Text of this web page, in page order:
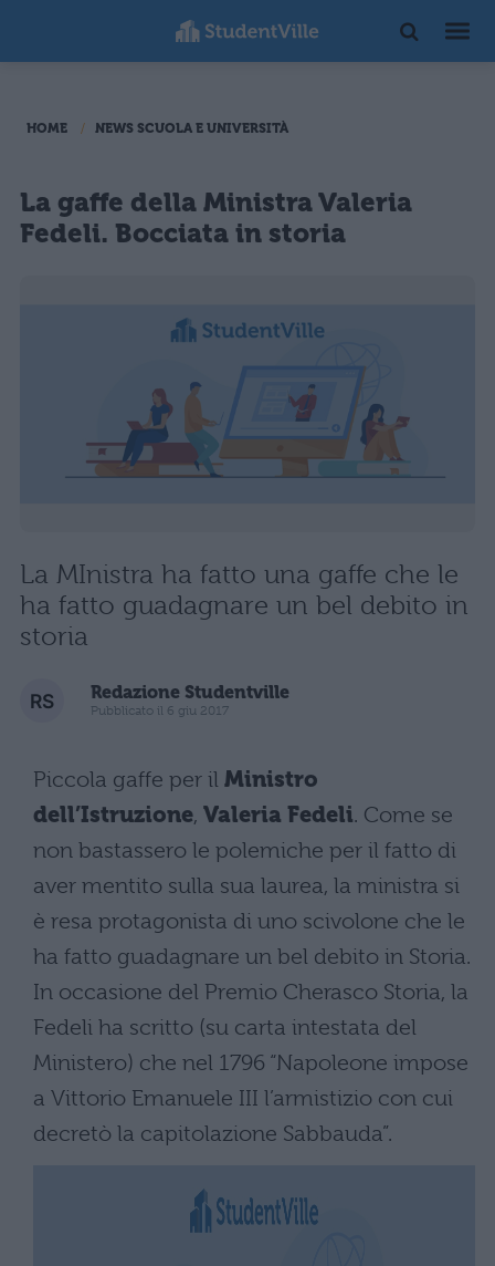
HOME NEWS SCUOLA E UNIVERSITÀ
La gaffe della Ministra Valeria
Fedeli. Bocciata in storia
La MInistra ha fatto una gaffe che le
ha fatto guadagnare un bel debito in
storia
Redazione Studentville
Pubblicato il 6 giu 2017
Piccola gaffe per il Ministro
dell’Istruzione, Valeria Fedeli. Come se
non bastassero le polemiche per il fatto di
aver mentito sulla sua laurea, la ministra si
è resa protagonista di uno scivolone che le
ha fatto guadagnare un bel debito in Storia.
In occasione del Premio Cherasco Storia, la
Fedeli ha scritto (su carta intestata del
Ministero) che nel 1796 “Napoleone impose
a Vittorio Emanuele III l’armistizio con cui
decretò la capitolazione Sabbauda”.